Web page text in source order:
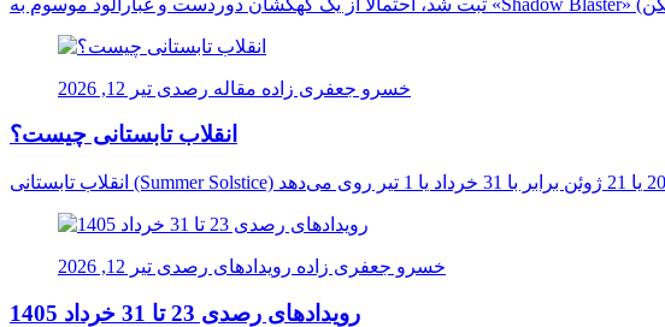
خسرو جعفری زاده مقاله رصدی تیر 12, 2026
انقلاب تابستانی چیست؟
خسرو جعفری زاده رویدادهای رصدی تیر 12, 2026
رویدادهای رصدی 23 تا 31 خرداد 1405